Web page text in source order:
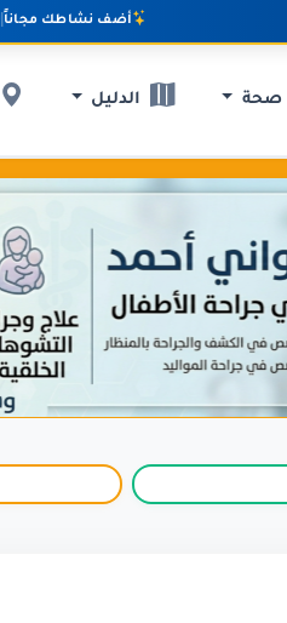
أضف نشاطك مجاناً
صحة الدليل